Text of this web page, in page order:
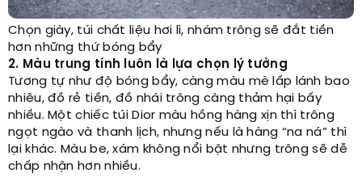
Chọn giày, túi chất liệu hơi lì, nhám trông sẽ đắt tiền
hơn những thứ bóng bẩy
2. Màu trung tính luôn là lựa chọn lý tưởng
Tương tự như độ bóng bẩy, càng màu mè lấp lánh bao
nhiêu, đồ rẻ tiền, đồ nhái trông càng thảm hại bấy
nhiều. Một chiếc túi Dior màu hồng hàng xịn thì trông
ngọt ngào và thanh lịch, nhưng nếu là hàng “na ná” thì
lại khác. Màu be, xám không nổi bật nhưng trông sẽ dễ
chấp nhận hơn nhiều.